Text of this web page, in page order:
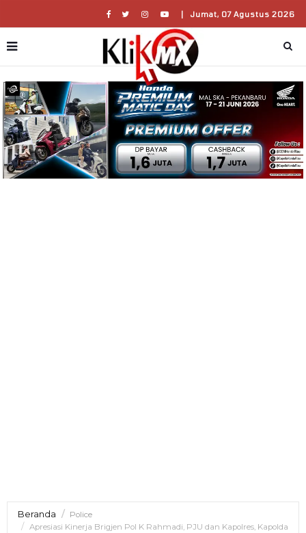
| Jumat, 07 Agustus 2026
Beranda
Police
Apresiasi Kinerja Brigjen Pol K Rahmadi, PJU dan Kapolres, Kapolda